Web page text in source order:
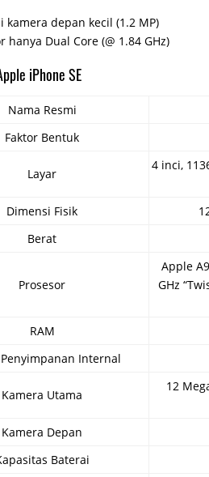
kamera depan kecil (1.2 MP)
hanya Dual Core (@ 1.84 GHz)
iPhone SE
Nama Resmi
Faktor Bentuk
Layar
4 inci,
Dimensi Fisik
Berat
Prosesor
Apple
GHz
RAM
Internal
Kamera Utama
12
Kamera Depan
Baterai